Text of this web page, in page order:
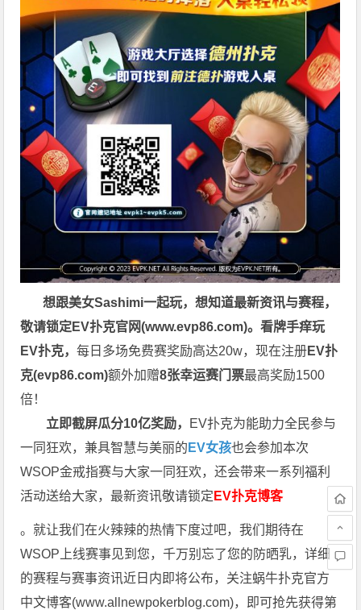
想跟美女Sashimi一起玩，想知道最新资讯与赛程，
敬请锁定EV扑克官网(www.evp86.com)。看牌手痒玩
EV扑克，每日多场免费赛奖励高达20w，现在注册EV扑
克(evp86.com)额外加赠8张幸运赛门票最高奖励1500
倍！
立即截屏瓜分10亿奖励， EV扑克为能助力全民参与
一同狂欢，兼具智慧与美丽的 EV女孩也会参加本次
WSOP金戒指赛与大家一同狂欢，还会带来一系列福利
活动送给大家，最新资讯敬请锁定 EV扑克博客
。就让我们在火辣辣的热情下度过吧，我们期待在
WSOP上线赛事见到您，千万别忘了您的防晒乳，详细
的赛程与赛事资讯近日内即将公布，关注蜗牛扑克官方
中文博客(www.allnewpokerblog.com)，即可抢先获得第